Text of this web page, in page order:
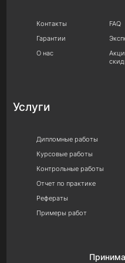
Контакты
Гарантии
О нас
FAQ
Услуги
Дипломные работы
Курсовые работы
Контрольные работы
Отчет по практике
Рефераты
Примеры работ